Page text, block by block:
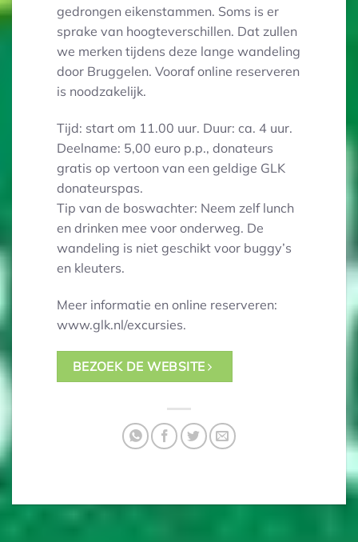
gedrongen eikenstammen. Soms is er
sprake van hoogteverschillen. Dat zullen
we merken tijdens deze lange wandeling
door Bruggelen. Vooraf online reserveren
is noodzakelijk.
Tijd: start om 11.00 uur. Duur: ca. 4 uur.
Deelname: 5,00 euro p.p., donateurs
gratis op vertoon van een geldige GLK
donateurspas.
Tip van de boswachter: Neem zelf lunch
en drinken mee voor onderweg. De
wandeling is niet geschikt voor buggy’s
en kleuters.
Meer informatie en online reserveren:
www.glk.nl/excursies.
BEZOEK DE WEBSITE